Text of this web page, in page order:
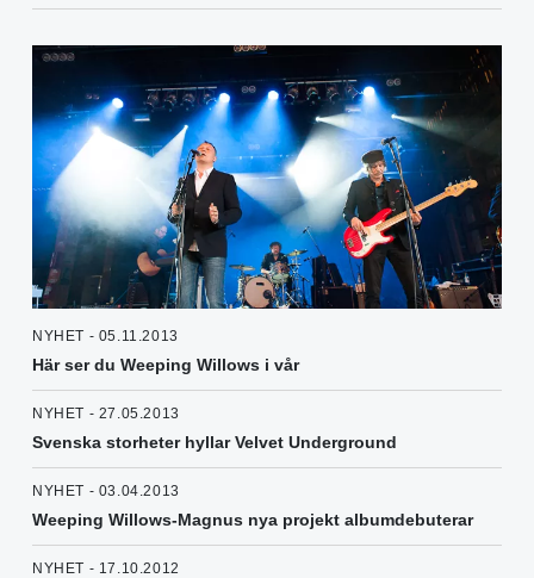
NYHET - 05.11.2013
Här ser du Weeping Willows i vår
NYHET - 27.05.2013
Svenska storheter hyllar Velvet Underground
NYHET - 03.04.2013
Weeping Willows-Magnus nya projekt albumdebuterar
NYHET - 17.10.2012